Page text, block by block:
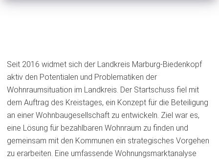
Seit 2016 widmet sich der Landkreis Marburg-Biedenkopf
aktiv den Potentialen und Problematiken der
Wohnraumsituation im Landkreis. Der Startschuss fiel mit
dem Auftrag des Kreistages, ein Konzept für die Beteiligung
an einer Wohnbaugesellschaft zu entwickeln. Ziel war es,
eine Lösung für bezahlbaren Wohnraum zu finden und
gemeinsam mit den Kommunen ein strategisches Vorgehen
zu erarbeiten. Eine umfassende Wohnungsmarktanalyse